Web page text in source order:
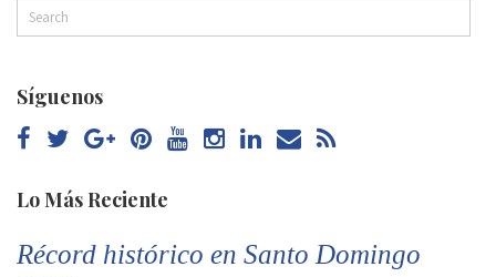
Síguenos
Lo Más Reciente
Récord histórico en Santo Domingo